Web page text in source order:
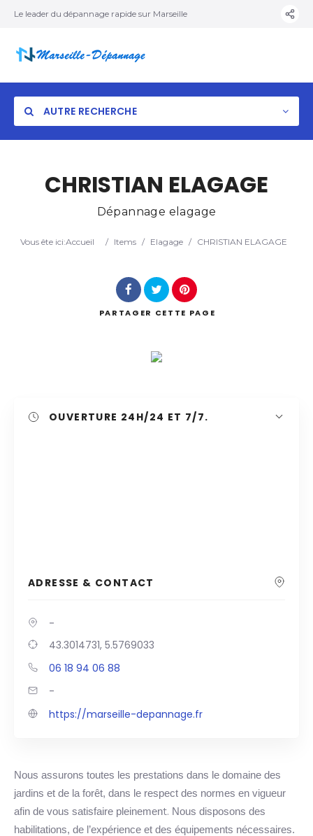
Le leader du dépannage rapide sur Marseille
AUTRE RECHERCHE
CHRISTIAN ELAGAGE
Dépannage elagage
Vous ête ici:Accueil / Items / Elagage / CHRISTIAN ELAGAGE
PARTAGER CETTE PAGE
OUVERTURE 24H/24 ET 7/7.
ADRESSE & CONTACT
-
43.3014731, 5.5769033
06 18 94 06 88
-
https://marseille-depannage.fr
Nous assurons toutes les prestations dans le domaine des
jardins et de la forêt, dans le respect des normes en vigueur
afin de vous satisfaire pleinement. Nous disposons des
habilitations, de l’expérience et des équipements nécessaires.